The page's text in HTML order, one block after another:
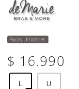
Pocas Unidades.
$ 16.990
L U